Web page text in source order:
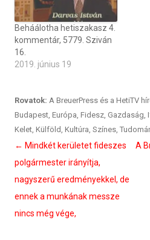
Beháálotha hetiszakasz 4.
kommentár, 5779. Sziván
16.
2019. június 19
Rovatok: A BreuerPress és a HetiTV
Budapest, Európa, Fidesz, Gazdaság,
Kelet, Külföld, Kultúra, Színes,
Bejegyzés
navigáció
← Mindkét kerületet fideszes
polgármester irányítja,
nagyszerű eredményekkel, de
ennek a munkának messze
nincs még vége,
A